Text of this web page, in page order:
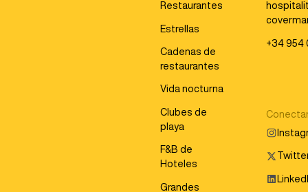
Restaurantes
Estrellas
Cadenas de
restaurantes
Vida nocturna
Clubes de
playa
F&B de
Hoteles
Grandes
+34 954